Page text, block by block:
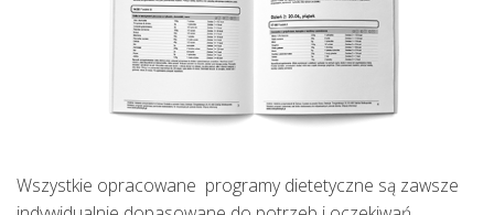
Wszystkie opracowane programy dietetyczne są zawsze